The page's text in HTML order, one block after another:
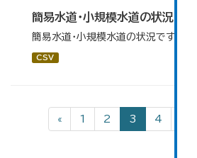
簡易水道・小規模水道の状況
簡易水道・小規模水道の状況です。
CSV
« 1 2 3 4